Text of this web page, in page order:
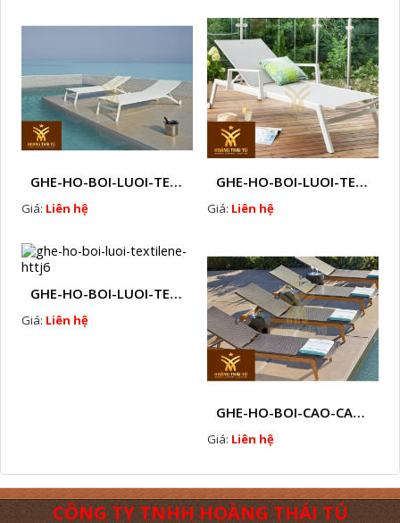
GHE-HO-BOI-LUOI-TEXTILENE-HTTJ13
Giá: Liên hệ
GHE-HO-BOI-LUOI-TEXTILENE-HTTJ12
Giá: Liên hệ
GHE-HO-BOI-LUOI-TEXTILENE-HTTJ6
Giá: Liên hệ
GHE-HO-BOI-CAO-CAP -HTTFJ4
Giá: Liên hệ
CÔNG TY TNHH HOÀNG THÁI TÚ